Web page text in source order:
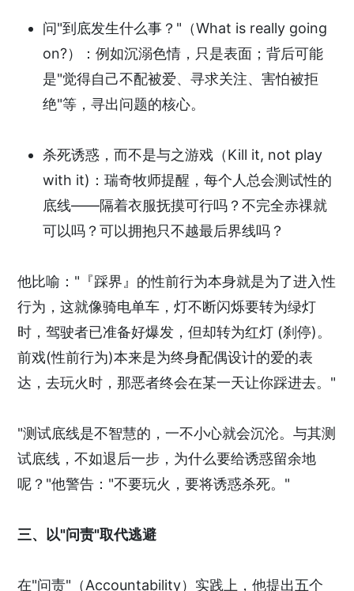
问"到底发生什么事？"（What is really going
on?）：例如沉溺色情，只是表面；背后可能
是"觉得自己不配被爱、寻求关注、害怕被拒
绝"等，寻出问题的核心。
杀死诱惑，而不是与之游戏（Kill it, not play
with it)：瑞奇牧师提醒，每个人总会测试性的
底线——隔着衣服抚摸可行吗？不完全赤祼就
可以吗？可以拥抱只不越最后界线吗？
他比喻："『踩界』的性前行为本身就是为了进入性
行为，这就像骑电单车，灯不断闪烁要转为绿灯
时，驾驶者已准备好爆发，但却转为红灯 (刹停)。
前戏(性前行为)本来是为终身配偶设计的爱的表
达，去玩火时，那恶者终会在某一天让你踩进去。"
"测试底线是不智慧的，一不小心就会沉沦。与其测
试底线，不如退后一步，为什么要给诱惑留余地
呢？"他警告："不要玩火，要将诱惑杀死。"
三、以"问责"取代逃避
在"问责"（Accountability）实践上，他提出五个